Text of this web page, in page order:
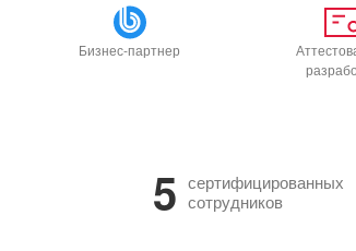
Бизнес-партнер
5 сертифицированных
сотрудников